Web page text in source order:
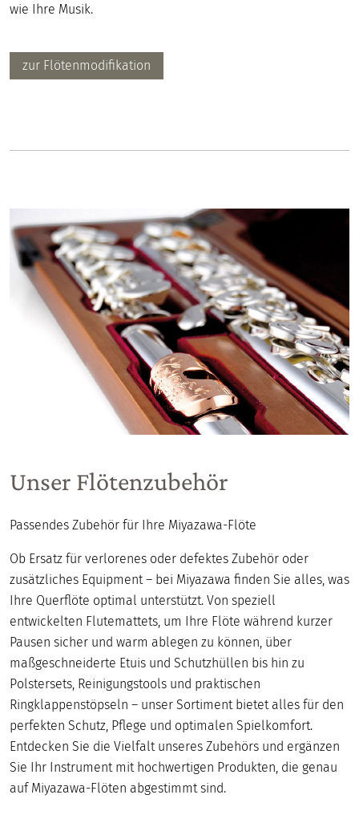
wie Ihre Musik.
zur Flötenmodifikation
Unser Flötenzubehör
Passendes Zubehör für Ihre Miyazawa-Flöte
Ob Ersatz für verlorenes oder defektes Zubehör oder
zusätzliches Equipment – bei Miyazawa finden Sie alles, was
Ihre Querflöte optimal unterstützt. Von speziell
entwickelten Flutemattets, um Ihre Flöte während kurzer
Pausen sicher und warm ablegen zu können, über
maßgeschneiderte Etuis und Schutzhüllen bis hin zu
Polstersets, Reinigungstools und praktischen
Ringklappenstöpseln – unser Sortiment bietet alles für den
perfekten Schutz, Pflege und optimalen Spielkomfort.
Entdecken Sie die Vielfalt unseres Zubehörs und ergänzen
Sie Ihr Instrument mit hochwertigen Produkten, die genau
auf Miyazawa-Flöten abgestimmt sind.